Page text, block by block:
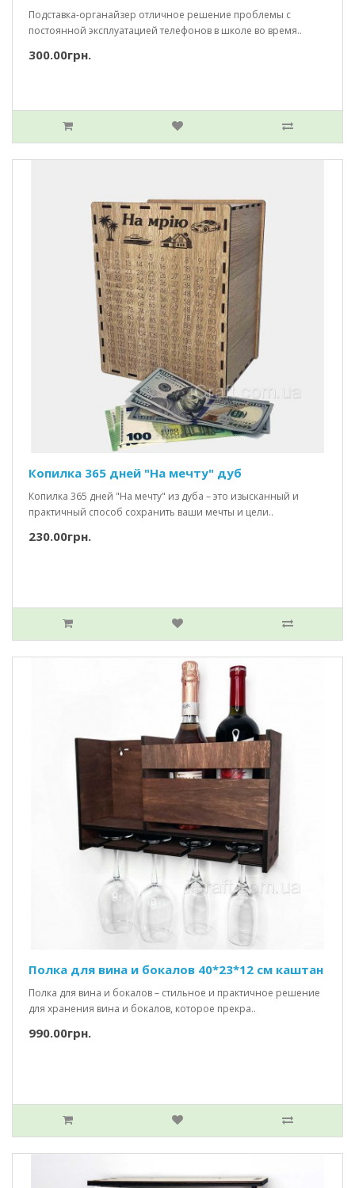
Подставка-органайзер отличное решение проблемы с
постоянной эксплуатацией телефонов в школе во время..
300.00грн.
Копилка 365 дней "На мечту" дуб
Копилка 365 дней "На мечту" из дуба – это изысканный и
практичный способ сохранить ваши мечты и цели..
230.00грн.
Полка для вина и бокалов 40*23*12 см каштан
Полка для вина и бокалов – стильное и практичное решение
для хранения вина и бокалов, которое прекра..
990.00грн.